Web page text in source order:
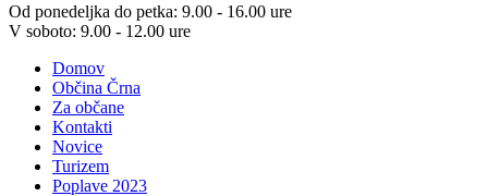
Od ponedeljka do petka: 9.00 - 16.00 ure
V soboto: 9.00 - 12.00 ure
Domov
Občina Črna
Za občane
Kontakti
Novice
Turizem
Poplave 2023